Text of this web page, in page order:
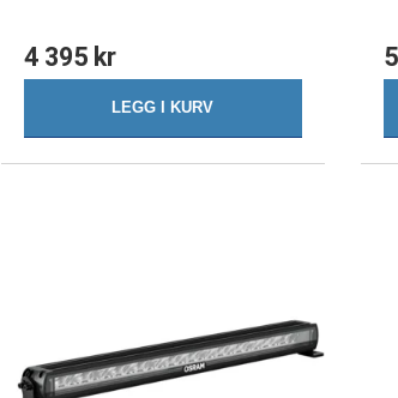
4 395 kr
LEGG I KURV